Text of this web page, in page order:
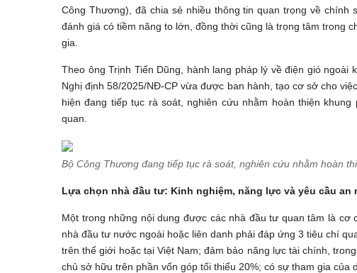
Công Thương), đã chia sẻ nhiều thông tin quan trọng về
đánh giá có tiềm năng to lớn, đồng thời cũng là trọng tâm trong
gia.
Theo ông Trịnh Tiến Dũng, hành lang pháp lý về điện gió
Nghị định 58/2025/NĐ-CP vừa được ban hành, tạo cơ sở cho
hiện đang tiếp tục rà soát, nghiên cứu nhằm hoàn thiện
quan.
Bộ Công Thương đang tiếp tục rà soát, nghiên cứu nhằm hoàn
Lựa chọn nhà đầu tư: Kinh nghiệm, năng lực và yêu cầu an
Một trong những nội dung được các nhà đầu tư quan tâm là
nhà đầu tư nước ngoài hoặc liên danh phải đáp ứng 3 tiêu chí
trên thế giới hoặc tại Việt Nam; đảm bảo năng lực tài chính,
chủ sở hữu trên phần vốn góp tối thiểu 20%; có sự tham gia của